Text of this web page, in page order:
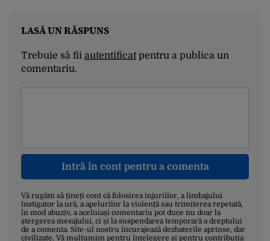
LASĂ UN RĂSPUNS
Trebuie să fii autentificatpentru a publica un
comentariu.
Intră în cont pentru a comenta
Vă rugăm să țineți cont că folosirea injuriilor, a limbajului
instigator la ură, a apelurilor la violență sau trimiterea repetată,
în mod abuziv, a aceluiași comentariu pot duce nu doar la
ștergerea mesajului, ci și la suspendarea temporară a dreptului
de a comenta. Site-ul nostru încurajează dezbaterile aprinse, dar
civilizate. Vă mulțumim pentru înțelegere și pentru contribuția